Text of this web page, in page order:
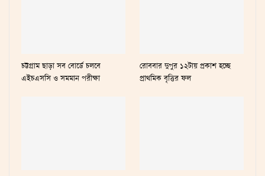
চট্টগ্রাম ছাড়া সব বোর্ডে চলবে
এইচএসসি ও সমমান পরীক্ষা
রোববার দুপুর ১২টায় প্রকাশ হচ্ছে
প্রাথমিক বৃত্তির ফল